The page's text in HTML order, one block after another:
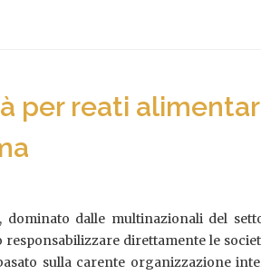
per reati
dalle multinazionali del
direttamente le
sulla carente organizzazione